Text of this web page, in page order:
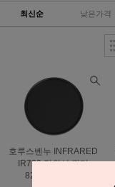
최신순 낮은가격
호루스벤누 INFRARED
IR720 적외선 필터
82mm IR/SLIM